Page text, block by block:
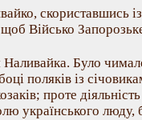
скориставшись
Військо
Наливайка. Було
поляків із
проте діяльність
українського люду,